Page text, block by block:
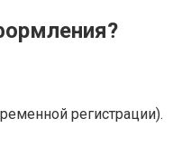
регистрации).